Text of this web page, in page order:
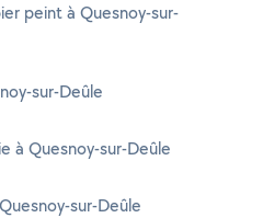
peint à Quesnoy-sur-
sur-Deûle
à Quesnoy-sur-Deûle
sur-Deûle